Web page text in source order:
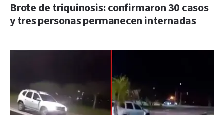
Brote de triquinosis: confirmaron 30 casos
y tres personas permanecen internadas